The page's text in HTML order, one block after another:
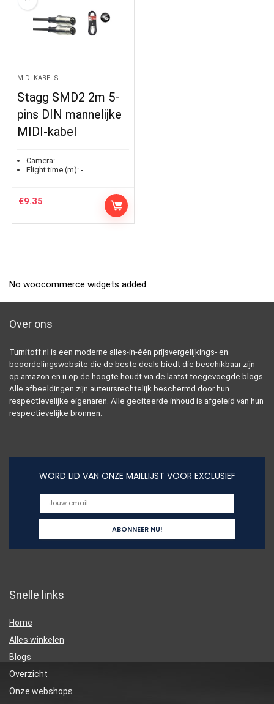
MIDI-KABELS
Stagg SMD2 2m 5-
pins DIN mannelijke
MIDI-kabel
Camera: -
Flight time (m): -
€9.35
No woocommerce widgets added
Over ons
Turnitoff.nl is een moderne alles-in-één prijsvergelijkings- en
beoordelingswebsite die de beste deals biedt die beschikbaar zijn
op amazon en u op de hoogte houdt via de laatst toegevoegde blogs.
Alle afbeeldingen zijn auteursrechtelijk beschermd door hun
respectievelijke eigenaren. Alle geciteerde inhoud is afgeleid van hun
respectievelijke bronnen.
WORD LID VAN ONZE MAILLIJST VOOR EXCLUSIEF
Snelle links
Home
Alles winkelen
Blogs
Overzicht
Onze webshops